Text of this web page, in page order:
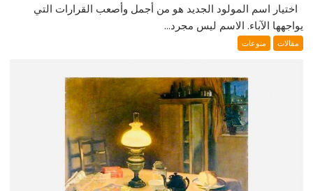
اختيار اسم المولود الجديد هو من أجمل وأصعب القرارات التي
يواجهها الآباء. الاسم ليس مجرد...
مقالات منوعات